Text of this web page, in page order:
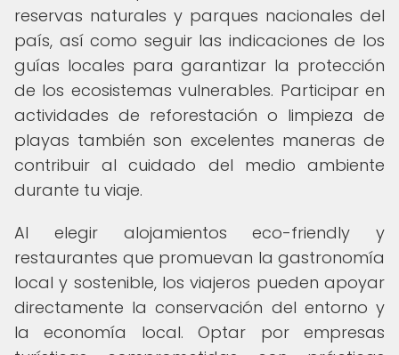
reservas naturales y parques nacionales del
país, así como seguir las indicaciones de los
guías locales para garantizar la protección
de los ecosistemas vulnerables. Participar en
actividades de reforestación o limpieza de
playas también son excelentes maneras de
contribuir al cuidado del medio ambiente
durante tu viaje.
Al elegir alojamientos eco-friendly y
restaurantes que promuevan la gastronomía
local y sostenible, los viajeros pueden apoyar
directamente la conservación del entorno y
la economía local. Optar por empresas